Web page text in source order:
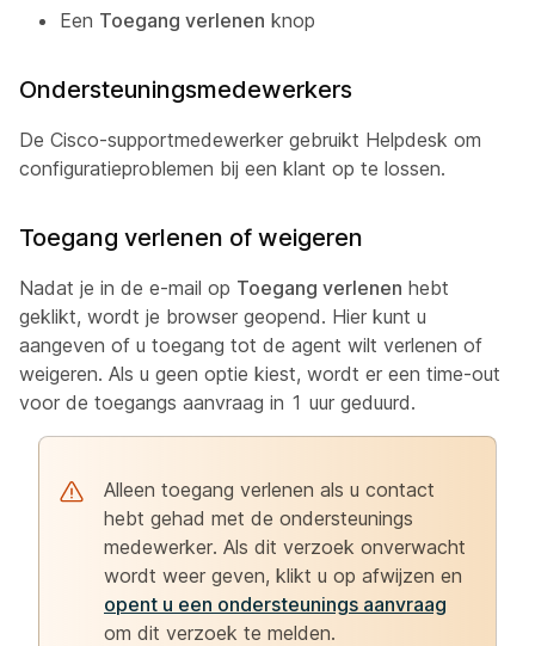
Een Toegang verlenen knop
Ondersteuningsmedewerkers
De Cisco-supportmedewerker gebruikt Helpdesk om
configuratieproblemen bij een klant op te lossen.
Toegang verlenen of weigeren
Nadat je in de e-mail op Toegang verlenen hebt
geklikt, wordt je browser geopend. Hier kunt u
aangeven of u toegang tot de agent wilt verlenen of
weigeren. Als u geen optie kiest, wordt er een time-out
voor de toegangs aanvraag in 1 uur geduurd.
Alleen toegang verlenen als u contact
hebt gehad met de ondersteunings
medewerker. Als dit verzoek onverwacht
wordt weer geven, klikt u op afwijzen en
opent u een ondersteunings aanvraag
om dit verzoek te melden.